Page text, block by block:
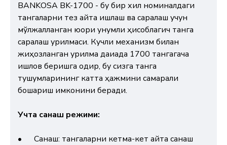
BANKOSA BK-1700 - бу бир хил номиналдаги
тангаларни тез қайта ишлаш ва саралаш учун
мўлжалланган юқори унумли ҳисоблагич танга
саралаш қурилмаси. Кучли механизм билан
жиҳозланган қурилма дақиқада 1700 тангагача
ишлов беришга қодир, бу сизга танга
тушумларининг катта ҳажмини самарали
бошқариш имконини беради.
Учта санаш режими:
•
Санаш: тангаларни кетма-кет қайта санаш